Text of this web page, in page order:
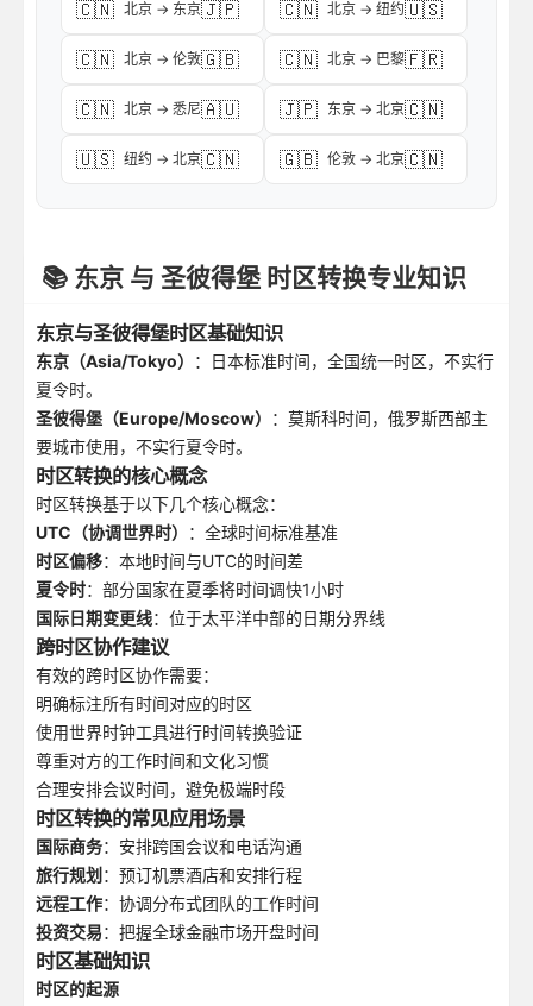
🇨🇳 北京 → 东京🇯🇵 🇨🇳 北京 → 纽约🇺🇸
🇨🇳 北京 → 伦敦🇬🇧 🇨🇳 北京 → 巴黎🇫🇷
🇨🇳 北京 → 悉尼🇦🇺 🇯🇵 东京 → 北京🇨🇳
🇺🇸 纽约 → 北京🇨🇳 🇬🇧 伦敦 → 北京🇨🇳
📚 东京 与 圣彼得堡 时区转换专业知识
东京与圣彼得堡时区基础知识
东京（Asia/Tokyo）
：日本标准时间，全国统一时区，不实行
夏令时。
圣彼得堡（Europe/Moscow）
：莫斯科时间，俄罗斯西部主
要城市使用，不实行夏令时。
时区转换的核心概念
时区转换基于以下几个核心概念：
UTC（协调世界时）
：全球时间标准基准
时区偏移：本地时间与UTC的时间差
夏令时：部分国家在夏季将时间调快1小时
国际日期变更线：位于太平洋中部的日期分界线
跨时区协作建议
有效的跨时区协作需要：
明确标注所有时间对应的时区
使用世界时钟工具进行时间转换验证
尊重对方的工作时间和文化习惯
合理安排会议时间，避免极端时段
时区转换的常见应用场景
国际商务：安排跨国会议和电话沟通
旅行规划 ：预订机票酒店和安排行程
远程工作：协调分布式团队的工作时间
投资交易：把握全球金融市场开盘时间
时区基础知识
时区的起源